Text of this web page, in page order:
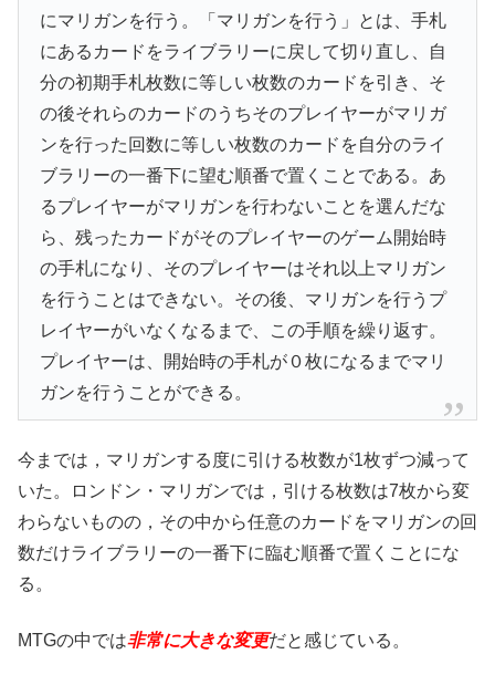
にマリガンを行う。「マリガンを行う」とは、手札
にあるカードをライブラリーに戻して切り直し、自
分の初期手札枚数に等しい枚数のカードを引き、そ
の後それらのカードのうちそのプレイヤーがマリガ
ンを行った回数に等しい枚数のカードを自分のライ
ブラリーの一番下に望む順番で置くことである。あ
るプレイヤーがマリガンを行わないことを選んだな
ら、残ったカードがそのプレイヤーのゲーム開始時
の手札になり、そのプレイヤーはそれ以上マリガン
を行うことはできない。その後、マリガンを行うプ
レイヤーがいなくなるまで、この手順を繰り返す。
プレイヤーは、開始時の手札が０枚になるまでマリ
ガンを行うことができる。
今までは，マリガンする度に引ける枚数が1枚ずつ減って
いた。ロンドン・マリガンでは，引ける枚数は7枚から変
わらないものの，その中から任意のカードをマリガンの回
数だけライブラリーの一番下に臨む順番で置くことにな
る。
MTGの中では非常に大きな変更だと感じている。